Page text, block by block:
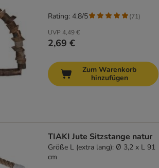
UVP 4,49 €
2,69 €
Rating: 4.8/5 (71)
Zum Warenkorb
hinzufügen
TIAKI Jute Sitzstange natur
Größe L (extra lang): Ø 3,2 x L 91
cm